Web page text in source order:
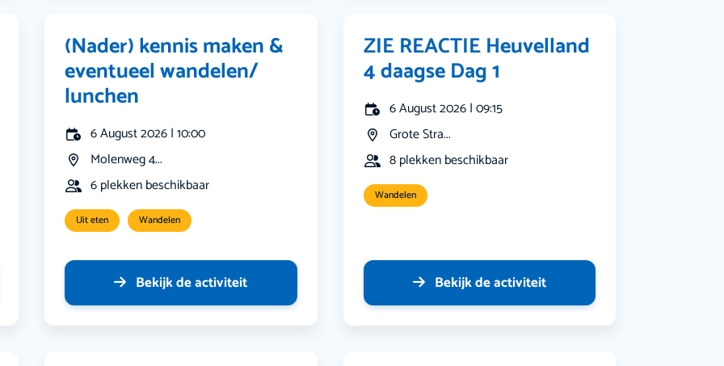
(Nader) kennis maken &
eventueel wandelen/
lunchen
6 August 2026 | 10:00
Molenweg 4...
6 plekken beschikbaar
Uit eten Wandelen
Bekijk de activiteit
ZIE REACTIE Heuvelland
4 daagse Dag 1
6 August 2026 | 09:15
Grote Stra...
8 plekken beschikbaar
Wandelen
Bekijk de activiteit